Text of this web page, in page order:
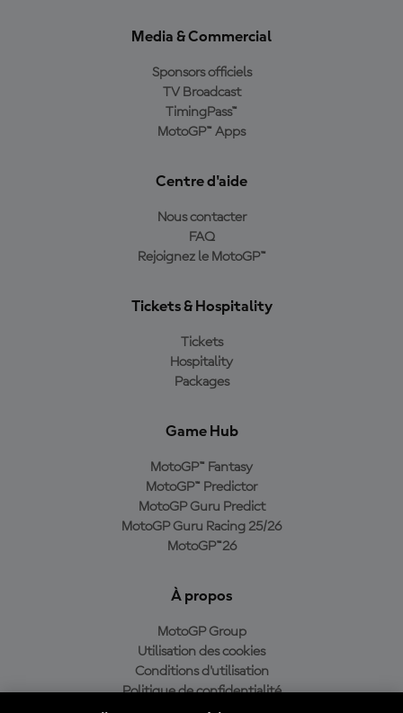
Media & Commercial
Sponsors officiels
TV Broadcast
TimingPass™
MotoGP™ Apps
Centre d'aide
Nous contacter
FAQ
Rejoignez le MotoGP™
Tickets & Hospitality
Tickets
Hospitality
Packages
Game Hub
MotoGP™ Fantasy
MotoGP™ Predictor
MotoGP Guru Predict
MotoGP Guru Racing 25/26
MotoGP™26
À propos
MotoGP Group
Utilisation des cookies
Conditions d'utilisation
Politique de confidentialité